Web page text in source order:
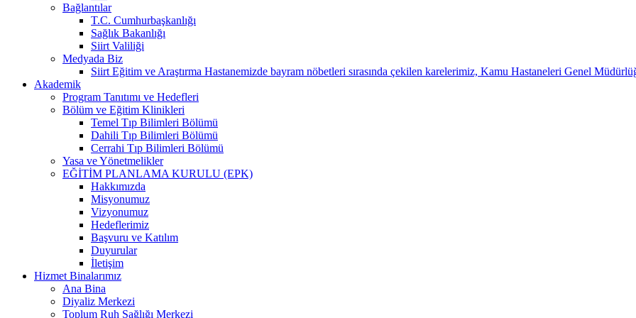
Bağlantılar
T.C. Cumhurbaşkanlığı
Sağlık Bakanlığı
Siirt Valiliği
Medyada Biz
Siirt Eğitim ve Araştırma Hastanemizde bayram nöbetleri sırasında çekilen karelerimiz, Kamu Hastaneleri Genel
Akademik
Program Tanıtımı ve Hedefleri
Bölüm ve Eğitim Klinikleri
Temel Tıp Bilimleri Bölümü
Dahili Tıp Bilimleri Bölümü
Cerrahi Tıp Bilimleri Bölümü
Yasa ve Yönetmelikler
EĞİTİM PLANLAMA KURULU (EPK)
Hakkımızda
Misyonumuz
Vizyonumuz
Hedeflerimiz
Başvuru ve Katılım
Duyurular
İletişim
Hizmet Binalarımız
Ana Bina
Diyaliz Merkezi
Toplum Ruh Sağlığı Merkezi